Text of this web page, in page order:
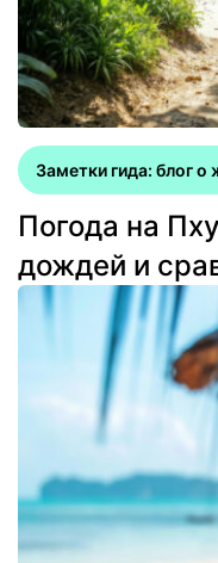
Заметки гида: блог о
Погода на
дождей и